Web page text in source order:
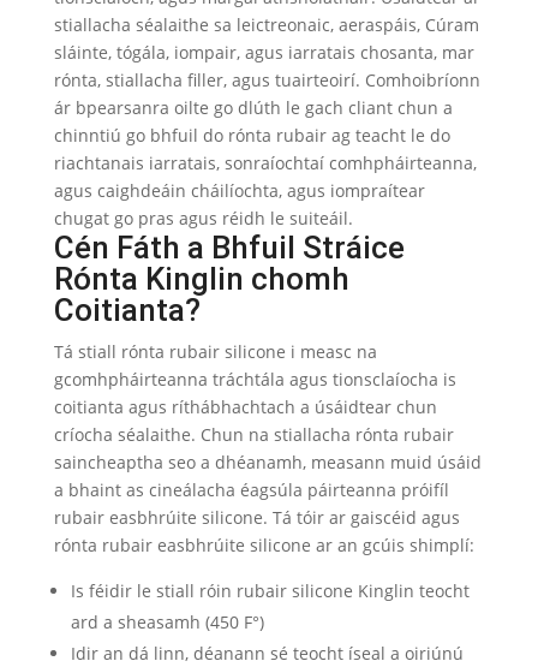
stiallacha séalaithe sa leictreonaic, aeraspáis, Cúram
sláinte, tógála, iompair, agus iarratais chosanta, mar
rónta, stiallacha filler, agus tuairteoirí. Comhoibríonn
ár bpearsanra oilte go dlúth le gach cliant chun a
chinntiú go bhfuil do rónta rubair ag teacht le do
riachtanais iarratais, sonraíochtaí comhpháirteanna,
agus caighdeáin cháilíochta, agus iompraítear
chugat go pras agus réidh le suiteáil.
Cén Fáth a Bhfuil Stráice
Rónta Kinglin chomh
Coitianta?
Tá stiall rónta rubair silicone i measc na
gcomhpháirteanna tráchtála agus tionsclaíocha is
coitianta agus ríthábhachtach a úsáidtear chun
críocha séalaithe. Chun na stiallacha rónta rubair
saincheaptha seo a dhéanamh, measann muid úsáid
a bhaint as cineálacha éagsúla páirteanna próifíl
rubair easbhrúite silicone. Tá tóir ar gaiscéid agus
rónta rubair easbhrúite silicone ar an gcúis shimplí:
Is féidir le stiall róin rubair silicone Kinglin teocht
ard a sheasamh (450 F°)
Idir an dá linn, déanann sé teocht íseal a oiriúnú